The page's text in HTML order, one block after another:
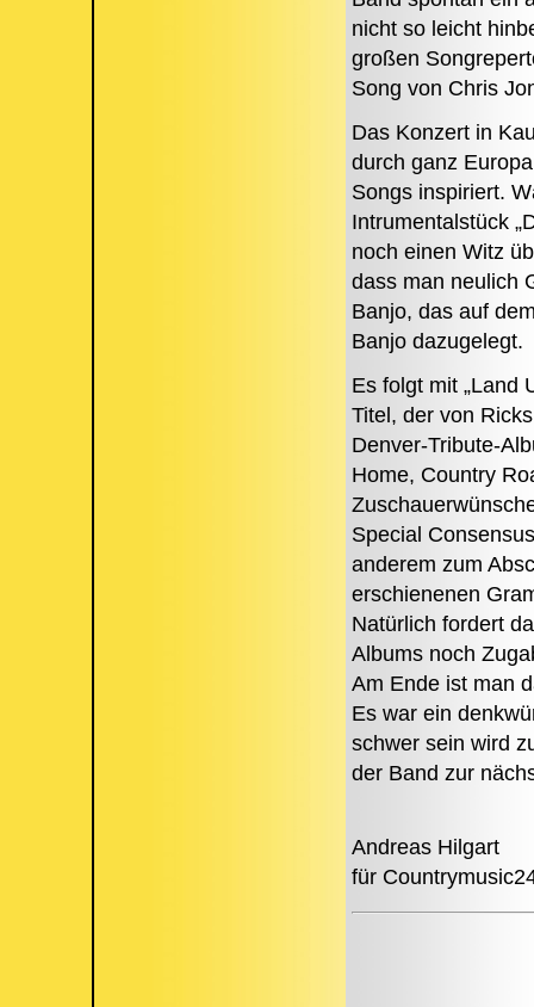
nicht so leicht
großen
Song von Chris
Das Konzert in
durch ganz
Songs inspiriert.
Intrumentalstück
noch einen Witz
dass man neulich
Banjo, das auf
Banjo dazugelegt.
Es folgt mit „Land
Titel, der von
Denver-Tribute-
Home, Country
Special
anderem zum
erschienenen
Natürlich fordert
Albums noch
Am Ende ist man
Es war ein
schwer sein wird
der Band zur
Andreas Hilgart
für